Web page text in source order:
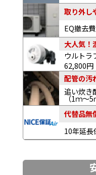
取り外し
EQ撤去
大人気！
ウルトラ
62,800円
配管の汚
追い炊き
（1ｍ～5
代替品無
10年延長